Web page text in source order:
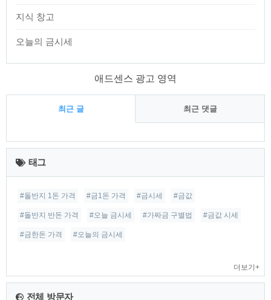
지식 창고
오늘의 금시세
애드센스 광고 영역
최근 글 최근 댓글
최
근
글
태그
#돌반지 1돈 가격 #금1돈 가격 #금시세 #금값
#돌반지 반돈 가격 #오늘 금시세 #가짜금 구별법 #금값 시세
#금한돈 가격 #오늘의 금시세
더보기+
전체 방문자